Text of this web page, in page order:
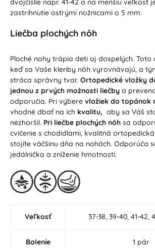
zastrihnutie ostrými nožnicami o 5 mm.
Liečba plochých nôh
Ploché nohy trápia deti aj dospelých. Toto
keď sa Vaše klenby nôh vyrovnávajú, a
stráca správny tvar. Ortopedické vložky
jednou z prvých možnosti liečbya
odporučia. Pri výbere vložiek do topánok
vhodné dbať na ich kvalitu, aby sa Váš
nezhoršil. Pri liečbe plochých nôhsa
cvičenie s chodidlami, kvalitná
stojíte väčšinu dňa na nohách. Odporúča
jedálnička a zníženie hmotnosti.
Veľkosť 37-38, 39-40, 41-42,
Balenie 1 pár